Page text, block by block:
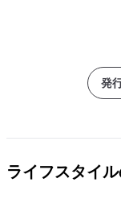
発
ライフスタイ